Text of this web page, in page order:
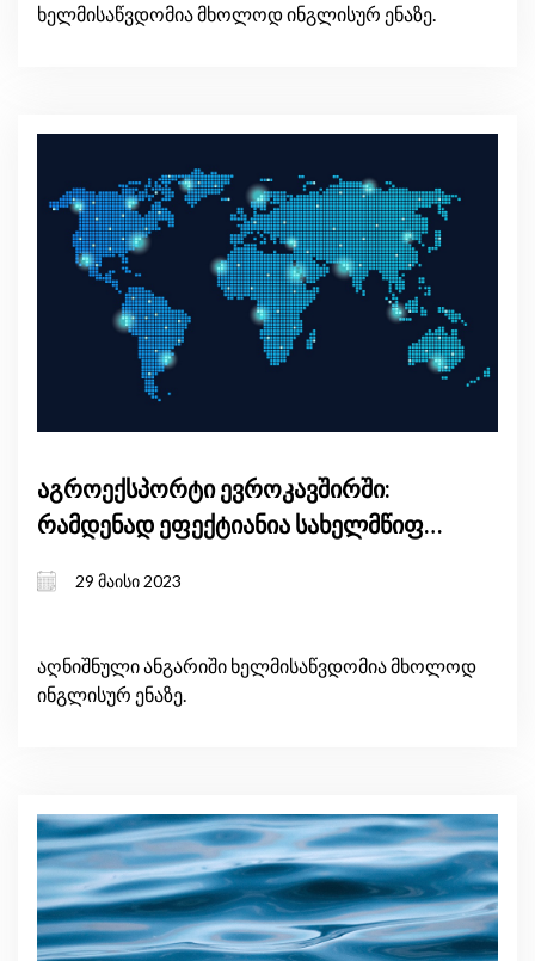
ხელმისაწვდომია მხოლოდ ინგლისურ ენაზე.
აგროექსპორტი ევროკავშირში:
რამდენად ეფექტიანია სახელმწიფო
29 მაისი 2023
აღნიშნული ანგარიში ხელმისაწვდომია მხოლოდ
ინგლისურ ენაზე.